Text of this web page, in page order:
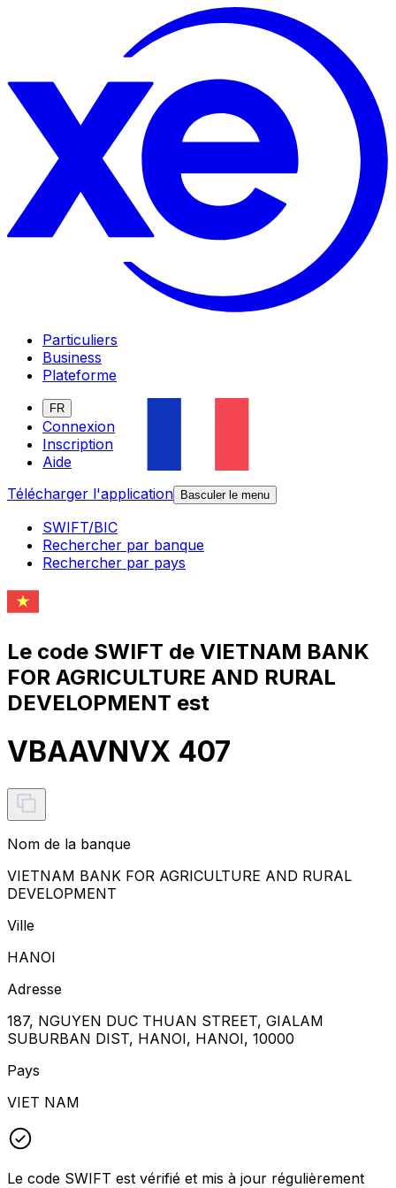
Particuliers
Business
Plateforme
FR
Connexion
Inscription
Aide
Télécharger l'application
Basculer le menu
SWIFT/BIC
Rechercher par banque
Rechercher par pays
Le code SWIFT de VIETNAM BANK
FOR AGRICULTURE AND RURAL
DEVELOPMENT est
VBAAVNVX 407
Nom de la banque
VIETNAM BANK FOR AGRICULTURE AND RURAL
DEVELOPMENT
Ville
HANOI
Adresse
187, NGUYEN DUC THUAN STREET, GIALAM
SUBURBAN DIST, HANOI, HANOI, 10000
Pays
VIET NAM
Le code SWIFT est vérifié et mis à jour régulièrement